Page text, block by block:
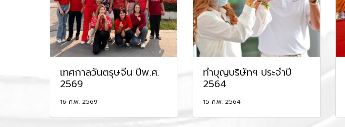
เทศกาลวันตรุษจีน ปีพ.ศ.
2569
16 ก.พ. 2569
ทำบุญบริษัทฯ ประจำปี
2564
15 ก.พ. 2564